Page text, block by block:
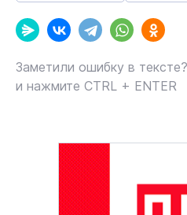
Заметили ошибку в
и нажмите CTRL + ENTER